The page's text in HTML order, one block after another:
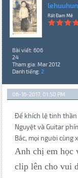
Rất Đam Mê
Bài viết: 606
24
Tham gia: Mar 2012
Danh tiếng: 2
06-16-2017, 01:50 PM
Để khích lệ tinh thần
Nguyệt và Guitar
Bắc, mọi người cùng
Anh chị em học
clip lên cho vui